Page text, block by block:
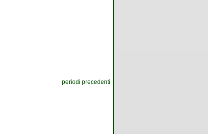
periodi precedenti